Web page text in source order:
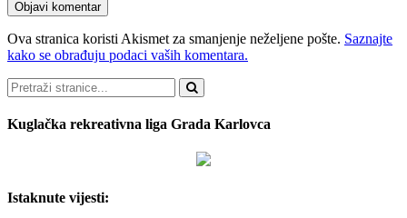
Ova stranica koristi Akismet za smanjenje neželjene pošte. Saznajte
kako se obrađuju podaci vaših komentara.
Pretraži
Kuglačka rekreativna liga Grada Karlovca
Istaknute vijesti: